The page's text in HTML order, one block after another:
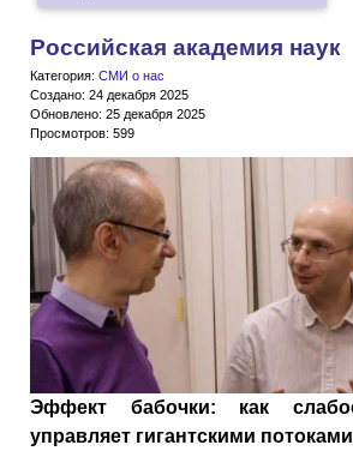
Российская академия наук
Категория: СМИ о нас
Создано: 24 декабря 2025
Обновлено: 25 декабря 2025
Просмотров: 599
Эффект бабочки: как
управляет гигантскими потоками